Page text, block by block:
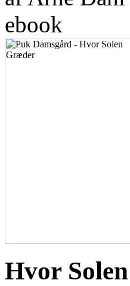
ebook
Hvor